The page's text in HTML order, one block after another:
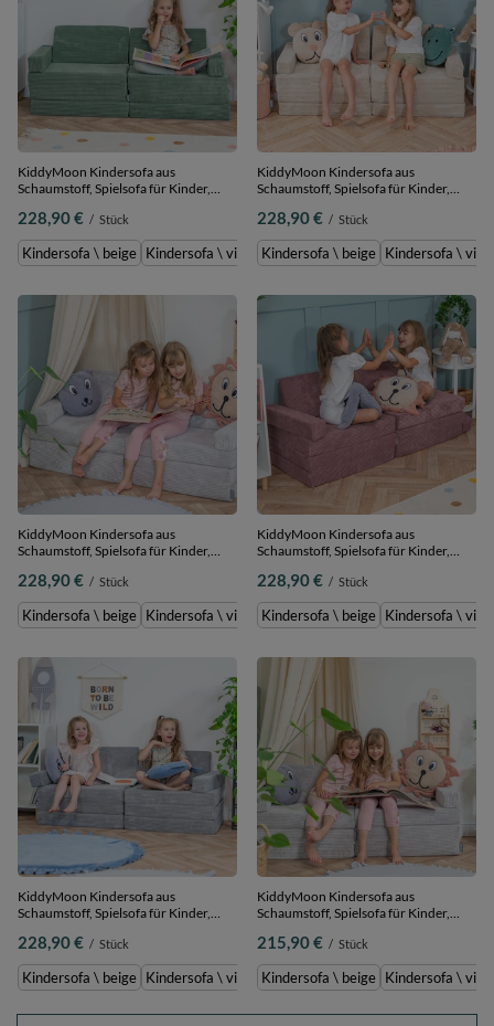
KiddyMoon Kindersofa aus
Schaumstoff, Spielsofa für Kinder,
Kindercouch, Faltmatratze, grün,
Kindersofa mit 2 Kissen
228,90 € / Stück
Kindersofa \ beige Kindersofa \ violett Kindersofa \ grün Kindersofa \
KiddyMoon Kindersofa aus
Schaumstoff, Spielsofa für Kinder,
Kindercouch, Faltmatratze, beige,
Kindersofa mit 2 Kissen
228,90 € / Stück
Kindersofa \ beige Kindersofa \
KiddyMoon Kindersofa aus
Schaumstoff, Spielsofa für Kinder,
Kindercouch, Faltmatratze, hellgrau,
Kindersofa mit 2 Kissen
228,90 € / Stück
Kindersofa \ beige Kindersofa \ violett Kindersofa \ grün Kindersofa \
KiddyMoon Kindersofa aus
Schaumstoff, Spielsofa für Kinder,
Kindercouch, Faltmatratze, violett,
Kindersofa mit 2 Kissen
228,90 € / Stück
Kindersofa \ beige Kindersofa \
KiddyMoon Kindersofa aus
Schaumstoff, Spielsofa für Kinder,
Kindercouch, Faltmatratze,
dunkelgrau, Kindersofa mit 2 Kissen
228,90 € / Stück
Kindersofa \ beige Kindersofa \ violett Kindersofa \ grün Kindersofa \
KiddyMoon Kindersofa aus
Schaumstoff, Spielsofa für Kinder,
Kindercouch, Faltmatratze, hellgrau,
Kindersofa
215,90 € / Stück
Kindersofa \ beige Kindersofa \